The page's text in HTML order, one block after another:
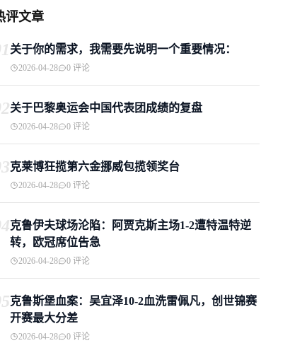
评文章
关于你的需求，我需要先说明一个重要情况：
2026-04-28 0 评论
关于巴黎奥运会中国代表团成绩的复盘
2026-04-28 0 评论
克莱博狂揽第六金挪威包揽领奖台
2026-04-28 0 评论
克鲁伊夫球场沦陷：阿贾克斯主场1-2遭特温特逆
转，欧冠席位告急
2026-04-28 0 评论
克鲁斯堡血案：吴宜泽10-2血洗雷佩凡，创世锦赛
开赛最大分差
2026-04-28 0 评论